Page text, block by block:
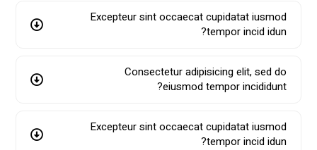
Excepteur sint occaecat cupidatat iusmod
tempor incid idun?
Consectetur adipisicing elit, sed do
eiusmod tempor incididunt?
Excepteur sint occaecat cupidatat iusmod
tempor incid idun?